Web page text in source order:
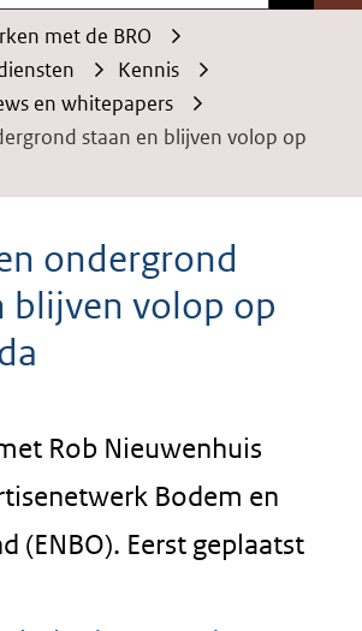
met de BRO
Kennis
en whitepapers
staan en blijven volop op
ondergrond
blijven volop op
Rob Nieuwenhuis
Bodem en
(ENBO). Eerst geplaatst